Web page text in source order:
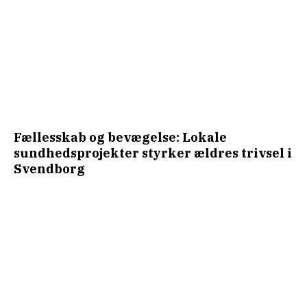
Fællesskab og bevægelse: Lokale
sundhedsprojekter styrker ældres trivsel i
Svendborg